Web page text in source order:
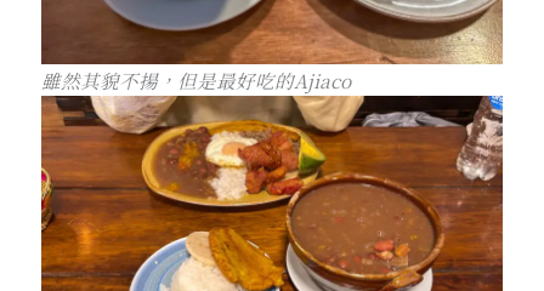
雖然其貌不揚，但是最好吃的Ajiaco